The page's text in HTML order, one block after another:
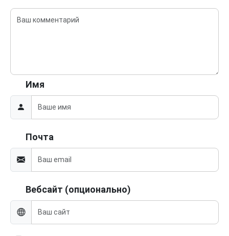
Имя
Почта
Вебсайт (опционально)